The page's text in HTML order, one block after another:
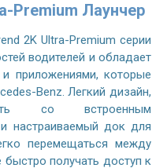
Premium Лаунчер
2K Ultra-Premium серии
водителей и обладает
приложениями, которые
Benz. Легкий дизайн,
со встроенным
настраиваемый док для
перемещаться между
получать доступ к